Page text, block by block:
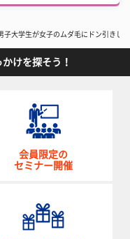
子大学生が女子のムダ毛にドン引きし
けを探そう！
会員限定の
セミナー開催